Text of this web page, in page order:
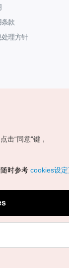
款
理方针
点击“同意"键，
时参考 cookies设